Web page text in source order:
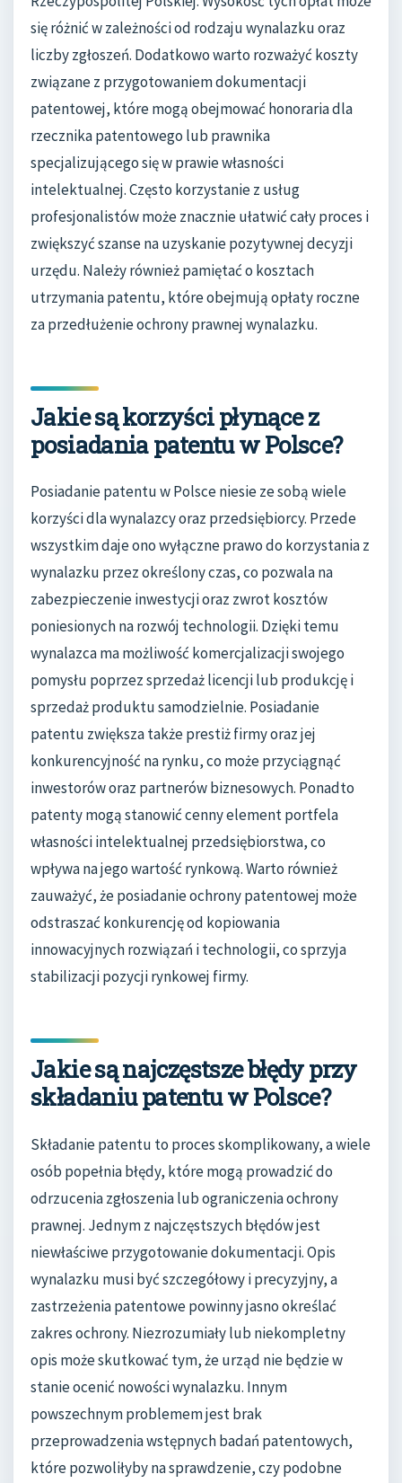
się różnić w zależności od rodzaju wynalazku oraz
liczby zgłoszeń. Dodatkowo warto rozważyć koszty
związane z przygotowaniem dokumentacji
patentowej, które mogą obejmować honoraria dla
rzecznika patentowego lub prawnika
specjalizującego się w prawie własności
intelektualnej. Często korzystanie z usług
profesjonalistów może znacznie ułatwić cały proces i
zwiększyć szanse na uzyskanie pozytywnej decyzji
urzędu. Należy również pamiętać o kosztach
utrzymania patentu, które obejmują opłaty roczne
za przedłużenie ochrony prawnej wynalazku.
Jakie są korzyści płynące z
posiadania patentu w Polsce?
Posiadanie patentu w Polsce niesie ze sobą wiele
korzyści dla wynalazcy oraz przedsiębiorcy. Przede
wszystkim daje ono wyłączne prawo do korzystania z
wynalazku przez określony czas, co pozwala na
zabezpieczenie inwestycji oraz zwrot kosztów
poniesionych na rozwój technologii. Dzięki temu
wynalazca ma możliwość komercjalizacji swojego
pomysłu poprzez sprzedaż licencji lub produkcję i
sprzedaż produktu samodzielnie. Posiadanie
patentu zwiększa także prestiż firmy oraz jej
konkurencyjność na rynku, co może przyciągnąć
inwestorów oraz partnerów biznesowych. Ponadto
patenty mogą stanowić cenny element portfela
własności intelektualnej przedsiębiorstwa, co
wpływa na jego wartość rynkową. Warto również
zauważyć, że posiadanie ochrony patentowej może
odstraszać konkurencję od kopiowania
innowacyjnych rozwiązań i technologii, co sprzyja
stabilizacji pozycji rynkowej firmy.
Jakie są najczęstsze błędy przy
składaniu patentu w Polsce?
Składanie patentu to proces skomplikowany, a wiele
osób popełnia błędy, które mogą prowadzić do
odrzucenia zgłoszenia lub ograniczenia ochrony
prawnej. Jednym z najczęstszych błędów jest
niewłaściwe przygotowanie dokumentacji. Opis
wynalazku musi być szczegółowy i precyzyjny, a
zastrzeżenia patentowe powinny jasno określać
zakres ochrony. Niezrozumiały lub niekompletny
opis może skutkować tym, że urząd nie będzie w
stanie ocenić nowości wynalazku. Innym
powszechnym problemem jest brak
przeprowadzenia wstępnych badań patentowych,
które pozwoliłyby na sprawdzenie, czy podobne